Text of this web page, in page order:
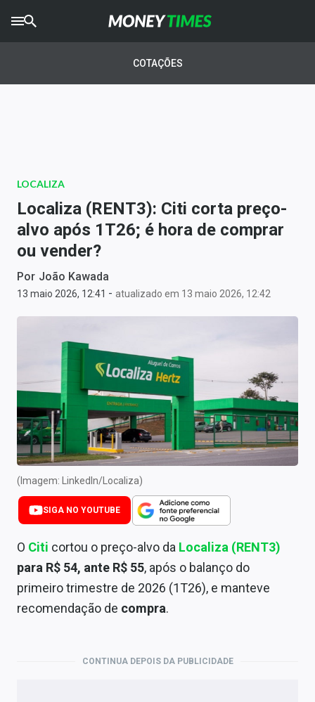
AGROTIMES
Newsletters
Money Trader
Anuncie
Últimas Notícias
Comprar ou vender?
Carteiras Recomendadas
Central de Dividendos
Central de Fundos Imobiliários
Central dos IPOs
Renda Fixa
Finanças Pessoais
Mercados
COTAÇÕES
LOCALIZA
Localiza (RENT3): Citi corta preço-
alvo após 1T26; é hora de comprar
ou vender?
Por João Kawada
13 maio 2026, 12:41 - atualizado em 13 maio 2026, 12:42
(Imagem: LinkedIn/Localiza)
SIGA NO YOUTUBE
O Citi cortou o preço-alvo da Localiza (RENT3)
para R$ 54, ante R$ 55, após o balanço do
primeiro trimestre de 2026 (1T26), e manteve
recomendação de compra.
CONTINUA DEPOIS DA PUBLICIDADE